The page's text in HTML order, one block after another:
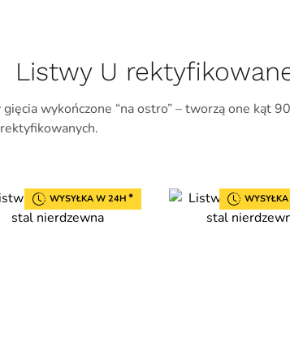
Listwy U
wykończone “na ostro” – tworzą one kąt
WYSYŁKA W 24H *